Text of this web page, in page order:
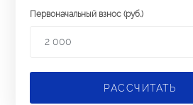
Первоначальный взнос (руб.)
РАССЧИТАТЬ